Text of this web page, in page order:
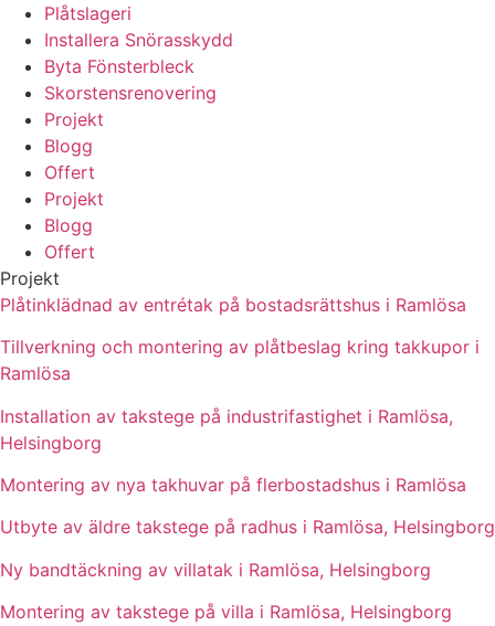
Plåtslageri
Installera Snörasskydd
Byta Fönsterbleck
Skorstensrenovering
Projekt
Blogg
Offert
Projekt
Blogg
Offert
Projekt
Plåtinklädnad av entrétak på bostadsrättshus i Ramlösa
Tillverkning och montering av plåtbeslag kring takkupor i
Ramlösa
Installation av takstege på industrifastighet i Ramlösa,
Helsingborg
Montering av nya takhuvar på flerbostadshus i Ramlösa
Utbyte av äldre takstege på radhus i Ramlösa, Helsingborg
Ny bandtäckning av villatak i Ramlösa, Helsingborg
Montering av takstege på villa i Ramlösa, Helsingborg